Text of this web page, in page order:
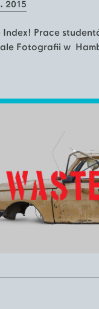
2015
Index! Prace
Fotografii w